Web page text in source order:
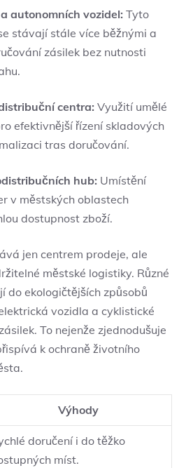
autonomních vozidel: Tyto
stávají stále více běžnými a
zásilek bez nutnosti
centra: Využití umělé
efektivnější řízení skladových
tras doručování.
hub: Umístění
v městských oblastech
dostupnost zboží.
jen centrem prodeje, ale
městské logistiky. Různé
do ekologičtějších způsobů
vozidla a cyklistické
To nejenže zjednodušuje
k ochraně životního
Výhody
doručení i do těžko
míst.